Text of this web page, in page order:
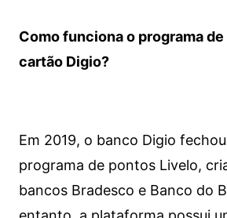
Como funciona o programa
cartão Digio?
Em 2019, o banco Digio
programa de pontos Livelo,
bancos Bradesco e Banco do